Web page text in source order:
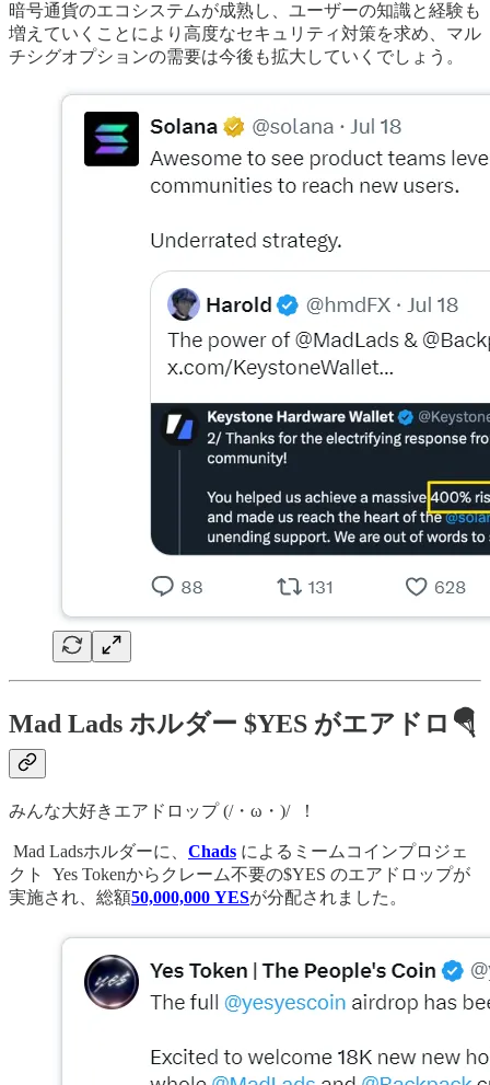
暗号通貨のエコシステムが成熟し、ユーザーの知識と経験も
増えていくことにより高度なセキュリティ対策を求め、マル
チシグオプションの需要は今後も拡大していくでしょう。
Mad Lads ホルダー $YES がエアドロ🪂
みんな大好きエアドロップ (/・ω・)/ ！
Mad Ladsホルダーに、 Chads によるミームコインプロジェ
クト Yes Tokenからクレーム不要の$YES のエアドロップが
実施され、総額50,000,000 YESが分配されました。